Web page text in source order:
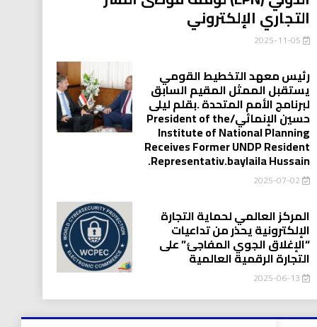
التجاري الإلكتروني
رئيس معهد التخطيط القومي
يستقبل الممثل المقيم السابق
لبرنامج الأمم المتحدة .بقلم ليلى
حسين الإنمائي/President of the
Institute of National Planning
Receives Former UNDP Resident
.Representativ.baylaila Hussain
2025-07-02
المركز العالمي لحماية التجارة
الإلكترونية يحذر من تداعيات
“الإغلاق الجوي المفاجئ” على
التجارة الرقمية العالمية
2025-06-13